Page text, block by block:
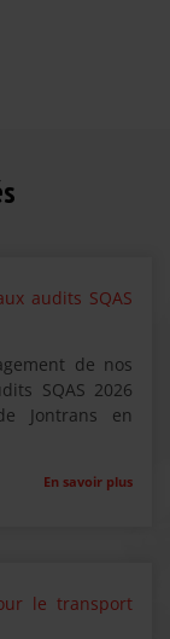
audits SQAS
de nos
SQAS 2026
Jontrans en
En savoir plus
le transport